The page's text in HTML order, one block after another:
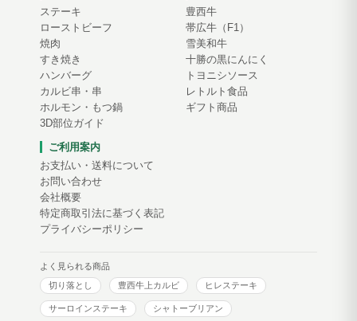
ステーキ
ローストビーフ
焼肉
すき焼き
ハンバーグ
カルビ串・串
ホルモン・もつ鍋
3D部位ガイド
豊西牛
帯広牛（F1）
雪美和牛
十勝の黒にんにく
トヨニシソース
レトルト食品
ギフト商品
ご利用案内
お支払い・送料について
お問い合わせ
会社概要
特定商取引法に基づく表記
プライバシーポリシー
よく見られる商品
切り落とし
豊西牛上カルビ ヒレステーキ
サーロインステーキ シャトーブリアン